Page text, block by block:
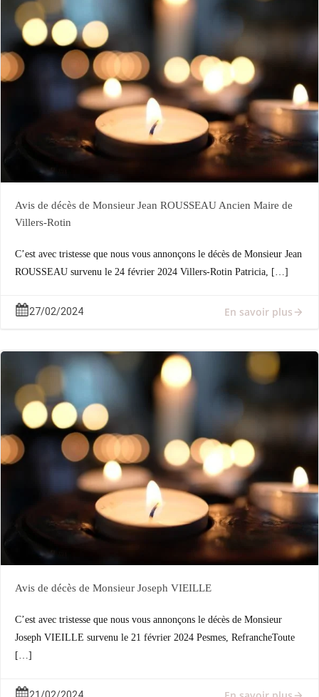
Avis de décès de Monsieur Jean ROUSSEAU Ancien Maire de
Villers-Rotin
C’est avec tristesse que nous vous annonçons le décès de Monsieur Jean
ROUSSEAU survenu le 24 février 2024 Villers-Rotin Patricia, […]
27/02/2024 En savoir plus
Avis de décès de Monsieur Joseph VIEILLE
C’est avec tristesse que nous vous annonçons le décès de Monsieur
Joseph VIEILLE survenu le 21 février 2024 Pesmes, RefrancheToute
[…]
21/02/2024